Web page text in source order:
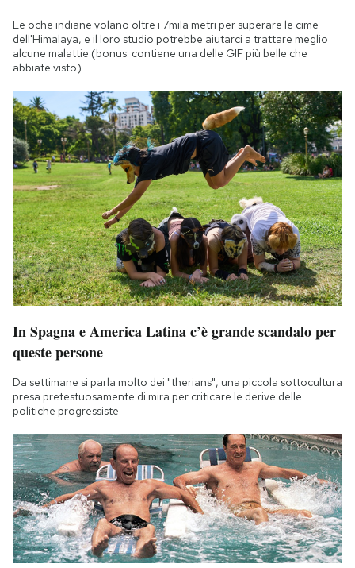
Le oche indiane volano oltre i 7mila metri per superare le cime
dell'Himalaya, e il loro studio potrebbe aiutarci a trattare meglio
alcune malattie (bonus: contiene una delle GIF più belle che
abbiate visto)
In Spagna e America Latina c’è grande scandalo per
queste persone
Da settimane si parla molto dei "therians", una piccola sottocultura
presa pretestuosamente di mira per criticare le derive delle
politiche progressiste